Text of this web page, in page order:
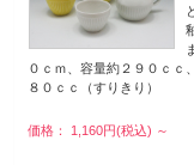
０ｃｍ、容量約２９０ｃｃ
８０ｃｃ（すりきり）
価格： 1,160円(税込) ～